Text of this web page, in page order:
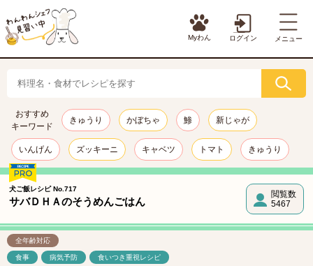
Myわん ログイン メニュー
おすすめ
キーワード
きゅうり かぼちゃ 鯵 新じゃが
いんげん ズッキーニ キャベツ トマト きゅうり
犬ご飯レシピ No.717
サバＤＨＡのそうめんごはん
閲覧数
5467
全年齢対応
食事 病気予防 食いつき重視レシピ